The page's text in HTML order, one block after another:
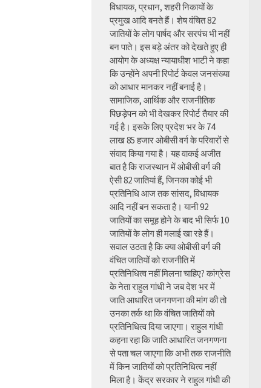
विधायक, प्रधान, शहरी निकायों के
प्रमुख आदि बनते हैं। शेष वंचित 82
जातियों के लोग पार्षद और सरपंच भी नहीं
बन पाते। इस बड़े अंतर को देखते हुए ही
आयोग के अध्यक्ष न्यायाधीश भाटी ने कहा
कि उन्होंने अपनी रिपोर्ट केवल जनसंख्या
को आधार मानकर नहीं बनाई है।
सामाजिक, आर्थिक और राजनीतिक
पिछड़ेपन को भी देखकर रिपोर्ट तैयार की
गई है। इसके लिए प्रदेश भर के 74
लाख 85 हजार ओबीसी वर्ग के परिवारों से
संवाद किया गया है। यह वाकई अजीत
बात है कि राजस्थान में ओबीसी वर्ग की
ऐसी 82 जातियां हैं, जिनका कोई भी
प्रतिनिधि आज तक सांसद, विधायक
आदि नहीं बन सकता है। यानी 92
जातियों का समूह होने के बाद भी सिर्फ 10
जातियों के लोग ही मलाई खा रहे हैं।
सवाल उठता है कि क्या ओबीसी वर्ग की
वंचित जातियों को राजनीति में
प्रतिनिधित्व नहीं मिलना चाहिए? कांग्रेस
के नेता राहुल गांधी ने जब देश भर में
जाति आधारित जनगणना की मांग की तो
उनका तर्क था कि वंचित जातियों को
प्रतिनिधित्व दिया जाएगा। राहुल गांधी
कहना रहा कि जाति आधारित जनगणना
से पता चल जाएगा कि अभी तक राजनीति
में किन जातियों को प्रतिनिधित्व नहीं
मिला है। केंद्र सरकार ने राहुल गांधी की